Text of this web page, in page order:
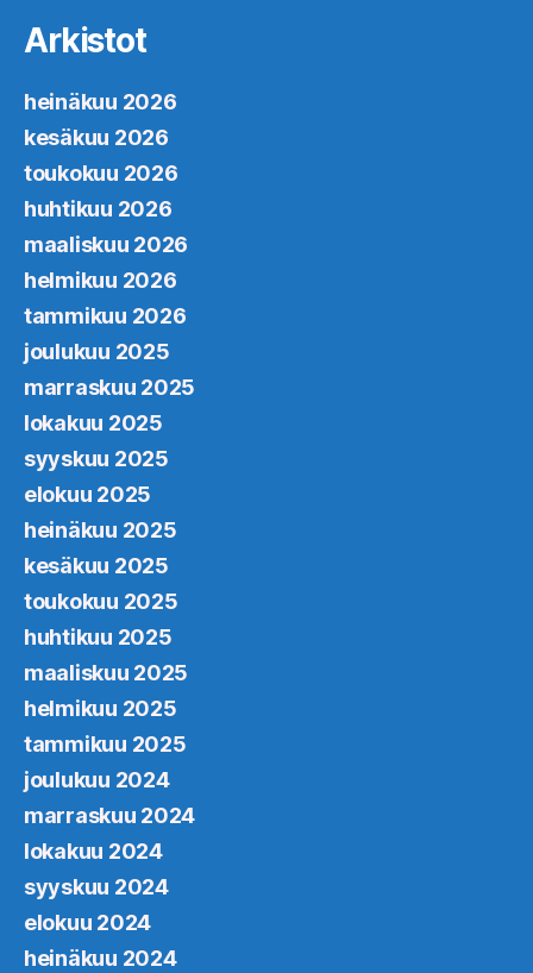
Arkistot
heinäkuu 2026
kesäkuu 2026
toukokuu 2026
huhtikuu 2026
maaliskuu 2026
helmikuu 2026
tammikuu 2026
joulukuu 2025
marraskuu 2025
lokakuu 2025
syyskuu 2025
elokuu 2025
heinäkuu 2025
kesäkuu 2025
toukokuu 2025
huhtikuu 2025
maaliskuu 2025
helmikuu 2025
tammikuu 2025
joulukuu 2024
marraskuu 2024
lokakuu 2024
syyskuu 2024
elokuu 2024
heinäkuu 2024